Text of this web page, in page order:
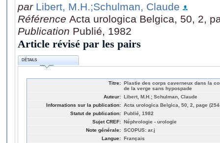
par Libert, M.H.;Schulman, Claude
Référence Acta urologica Belgica, 50, 2,
Publication Publié, 1982
Article révisé par les pairs
DÉTAILS
Titre: Plastie des corps caverneux dans la
de la verge sans hypospade
Auteur: Libert, M.H.; Schulman, Claude
Informations sur la publication: Acta urologica Belgica, 50, 2, page
Statut de publication: Publié, 1982
Sujet CREF: Néphrologie - urologie
Note générale: SCOPUS: ar.j
Langue: Français